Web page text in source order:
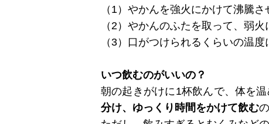
（1）やかんを強火にかけて沸騰さ
（2）やかんのふたを取って、弱
（3）口がつけられるくらいの温度
いつ飲むのがいいの？
朝の起きがけに1杯飲んで、体を
分け、ゆっくり時間をかけて飲む